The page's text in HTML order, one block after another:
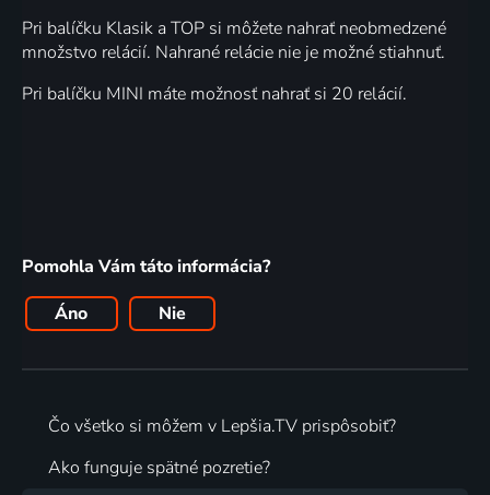
Pri balíčku Klasik a TOP si môžete nahrať neobmedzené
množstvo relácií. Nahrané relácie nie je možné stiahnuť.
Pri balíčku MINI máte možnosť nahrať si 20 relácií.
Pomohla Vám táto informácia?
Áno
Nie
Čo všetko si môžem v Lepšia.TV prispôsobiť?
Ako funguje spätné pozretie?